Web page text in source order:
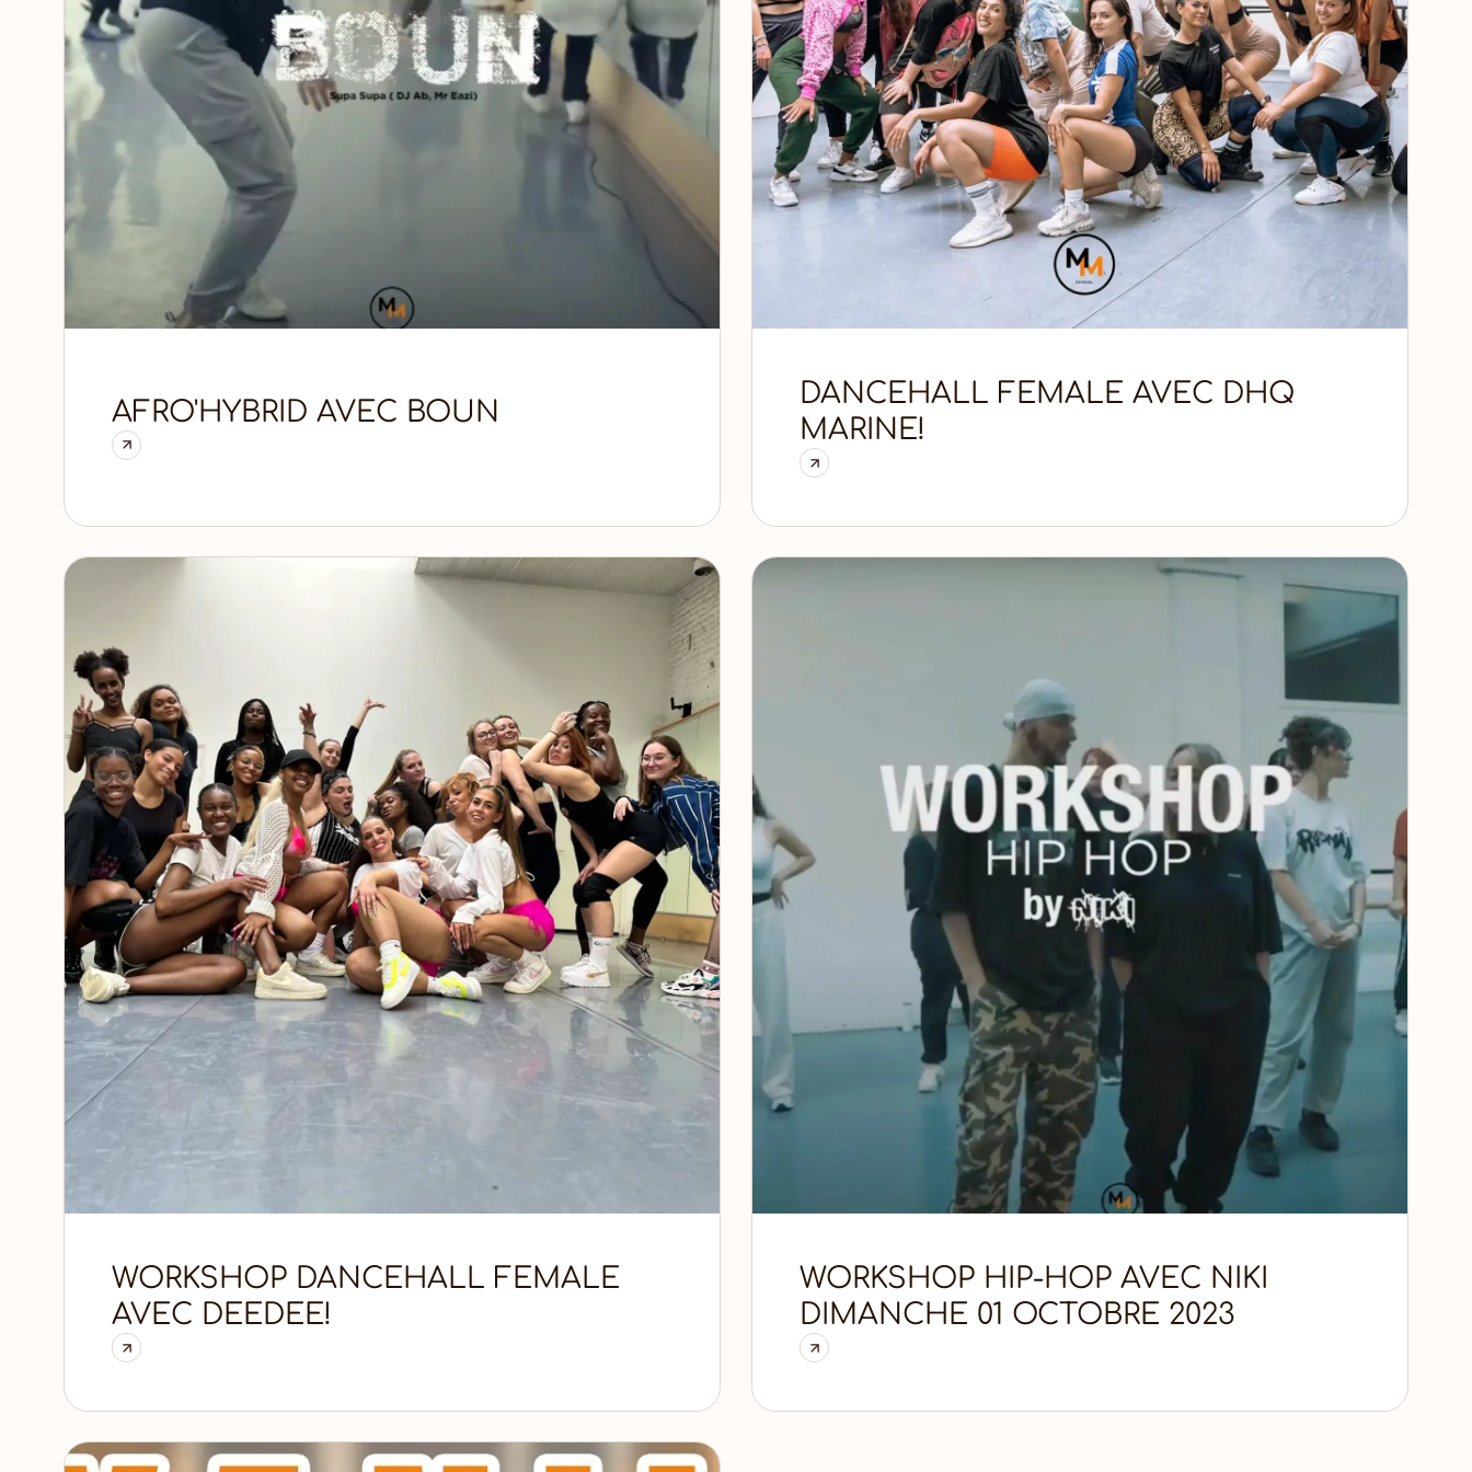
AFRO'HYBRID AVEC BOUN
DANCEHALL FEMALE AVEC DHQ
MARINE!
WORKSHOP DANCEHALL FEMALE
AVEC DEEDEE!
WORKSHOP HIP-HOP AVEC NIKI
DIMANCHE 01 OCTOBRE 2023